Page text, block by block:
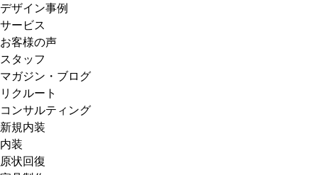
デザイン事例
サービス
お客様の声
スタッフ
マガジン・ブログ
リクルート
コンサルティング
新規内装
内装
原状回復